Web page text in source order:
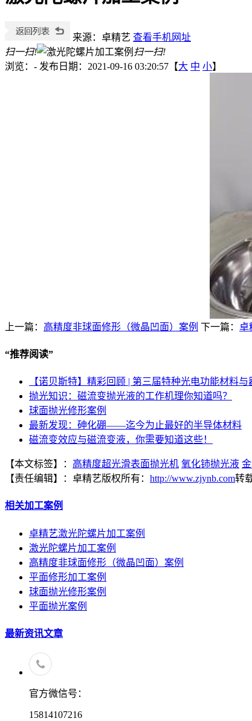
来源：卓精艺 查看手机网址
扫一扫!
扫一扫!
浏览： - 发布日期：2021-09-16 03:20:57【大 中 小】
上一篇： 高精度非球面修形（微晶凹面）案例 下一篇： 卓
“推荐阅读”
【诺贝斯特】精彩回顾 | 第三届特种光电功能材料
抛光知识：磁流变抛光液的工作机理你知道吗？
球面抛光修形案例
最新发现：砷化硼——迄今为止最好的半导体材料
磁流变效应与磁流变液，你需要知道这些！
【本文标签】： 高精度超光滑表面抛光机 氧化铈抛光液
【责任编辑】： 卓精艺版权所有： http://www.zjynb.com转
相关加工案例
卓精艺激光陀螺片加工案例
激光陀螺片加工案例
高精度非球面修形（微晶凹面）案例
平面修形加工案例
球面抛光修形案例
平面抛光案例
最新资讯文章
官方微信号：
15814107216